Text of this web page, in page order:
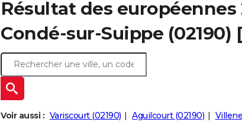
Résultat des européennes
Condé-sur-Suippe (02190)
Voir aussi : Variscourt (02190) Aguilcourt (02190)